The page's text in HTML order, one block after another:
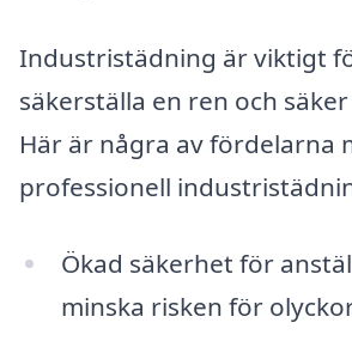
Industristädning är viktigt
säkerställa en ren och
Här är några av fördelarna
professionell
Ökad säkerhet för
minska risken för